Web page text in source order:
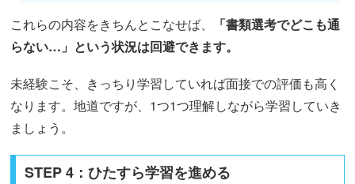
これらの内容をきちんとこなせば、
「書類選考でどこも通
らない…」という状況は回避できます。
未経験こそ、きっちり学習していれば面接での評価も高く
なります。地道ですが、1つ1つ理解しながら学習していき
ましょう。
STEP 4：ひたすら学習を進める